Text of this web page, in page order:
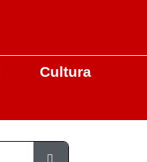
Cultura